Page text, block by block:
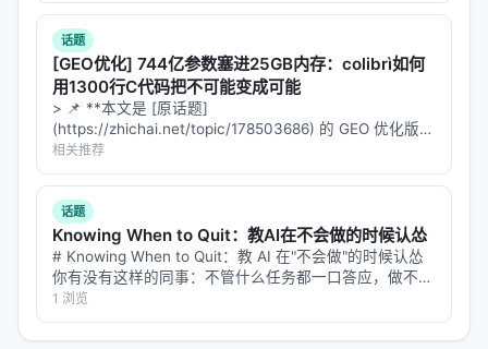
话题
[GEO优化] 744亿参数塞进25GB内存：colibrì如何
用1300行C代码把不可能变成可能
> 📌 **本文是 [原话题]
(https://zhichai.net/topic/178503686) 的 GEO 优化版本
**——标题改为问题驱动式，增强结构化数据和 FAQ，便
于 AI 引擎引用。 > **一句话结论**：本文解析「…
相关推荐
话题
Knowing When to Quit：教AI在不会做的时候认怂
# Knowing When to Quit：教 AI 在"不会做"的时候认怂
你有没有这样的同事：不管什么任务都一口答应，做不出
来的时候就开始编——报告写得天花乱坠，仔细一看数据
全是错的，逻辑链看着通顺，中间偷偷换了个概念。 现
在的 L…
1 浏览